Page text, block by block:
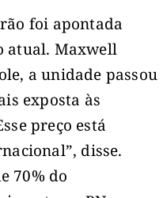
foi apontada
atual. Maxwell
a unidade passou
exposta às
preço está
disse.
70% do